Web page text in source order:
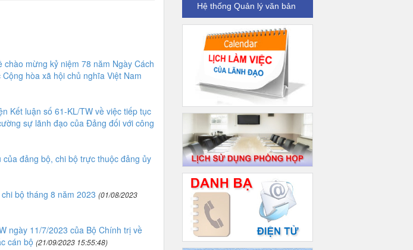
mừng kỷ niệm 78 năm Ngày Cách
hòa xã hội chủ nghĩa Việt Nam
Kết luận số 61-KL/TW về việc tiếp tục
sự lãnh đạo của Đảng đối với công
đảng bộ, chi bộ trực thuộc đảng ủy
bộ tháng 8 năm 2023 (01/08/2023
ngày 11/7/2023 của Bộ Chính trị về
cán bộ (21/09/2023 15:55:48)
Hệ thống Quản lý văn bản